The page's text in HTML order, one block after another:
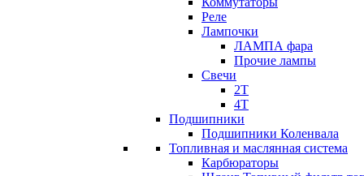
Реле
Лампочки
ЛАМПА фара
Прочие лампы
Свечи
2T
4T
Подшипники
Подшипники Коленвала
Топливная и маслянная система
Карбюраторы